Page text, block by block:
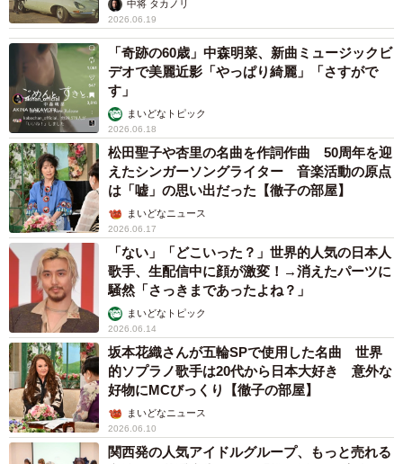
中将 タカノリ
2026.06.19
「奇跡の60歳」中森明菜、新曲ミュージックビ
デオで美麗近影「やっぱり綺麗」「さすがで
す」
まいどなトピック
2026.06.18
松田聖子や杏里の名曲を作詞作曲 50周年を迎
えたシンガーソングライター 音楽活動の原点
は「嘘」の思い出だった【徹子の部屋】
まいどなニュース
2026.06.17
「ない」「どこいった？」世界的人気の日本人
歌手、生配信中に顔が激変！→消えたパーツに
騒然「さっきまであったよね？」
まいどなトピック
2026.06.14
坂本花織さんが五輪SPで使用した名曲 世界
的ソプラノ歌手は20代から日本大好き 意外な
好物にMCびっくり【徹子の部屋】
まいどなニュース
2026.06.10
関西発の人気アイドルグループ、もっと売れる